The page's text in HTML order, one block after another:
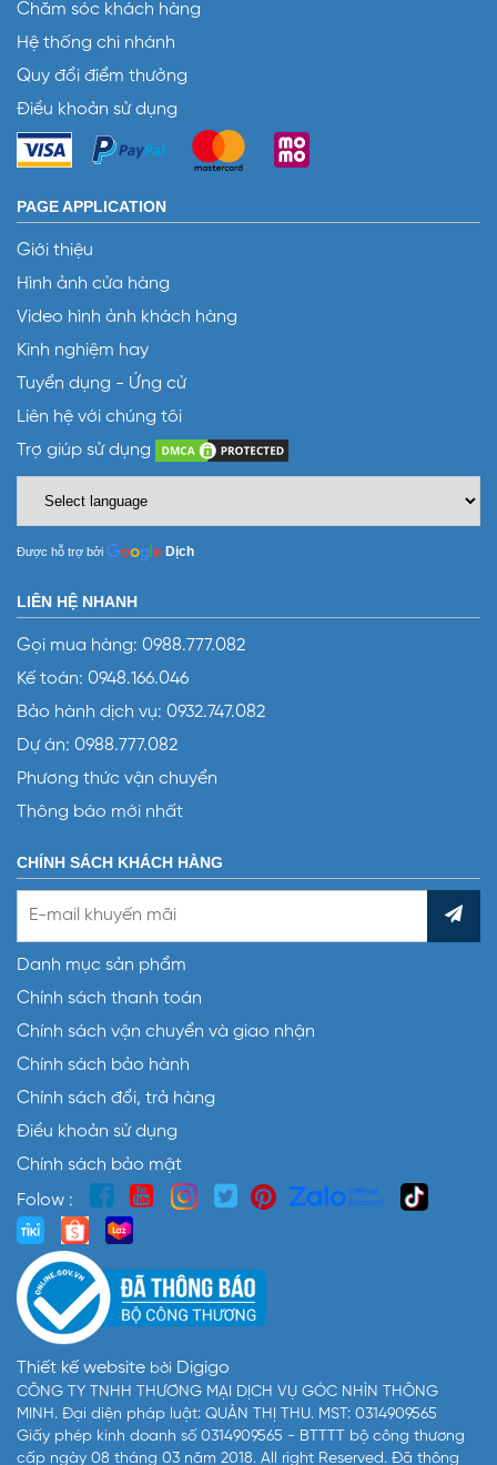
Chăm sóc khách hàng
Hệ thống chi nhánh
Quy đổi điểm thưởng
Điều khoản sử dụng
PAGE APPLICATION
Giới thiệu
Hình ảnh cửa hàng
Video hình ảnh khách hàng
Kinh nghiệm hay
Tuyển dụng - Ứng cử
Liên hệ với chúng tôi
Trợ giúp sử dụng
Được hỗ trợ bởi Dịch
LIÊN HỆ NHANH
Gọi mua hàng: 0988.777.082
Kế toán: 0948.166.046
Bảo hành dịch vụ: 0932.747.082
Dự án: 0988.777.082
Phương thức vận chuyển
Thông báo mới nhất
CHÍNH SÁCH KHÁCH HÀNG
Danh mục sản phẩm
Chính sách thanh toán
Chính sách vận chuyển và giao nhận
Chính sách bảo hành
Chính sách đổi, trả hàng
Điều khoản sử dụng
Chính sách bảo mật
Folow :
Thiết kế website bởi Digigo
CÔNG TY TNHH THƯƠNG MẠI DỊCH VỤ GÓC NHÌN THÔNG
MINH. Đại diện pháp luật: QUẢN THỊ THU. MST: 0314909565
Giấy phép kinh doanh số 0314909565 - BTTTT bộ công thương
cấp ngày 08 tháng 03 năm 2018. All right Reserved. Đã thông